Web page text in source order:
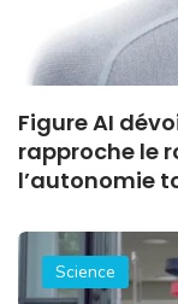
Figure AI
rapproche le
l’autonomie
Science